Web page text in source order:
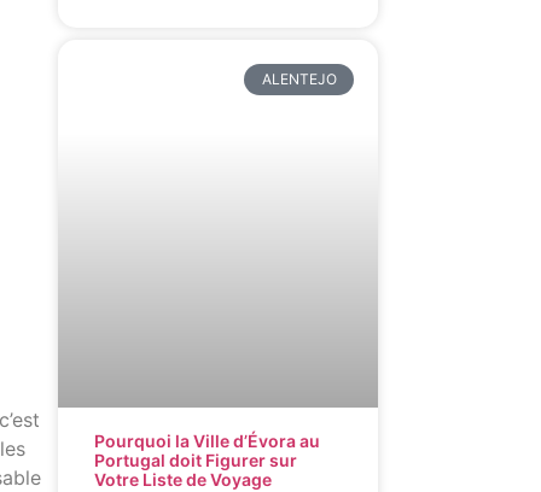
ALENTEJO
Pourquoi la Ville d’Évora au
Portugal doit Figurer sur
Votre Liste de Voyage